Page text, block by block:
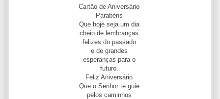
Cartão de Aniversário
Parabéns
Que hoje seja um dia
cheio de lembranças
felizes do passado
e de grandes
esperanças para o
futuro.
Feliz Aniversário
Que o Senhor te guie
pelos caminhos